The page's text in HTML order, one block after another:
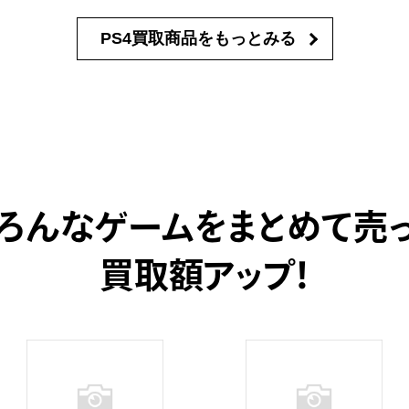
PS4買取商品を もっとみる
んなゲームをまとめて売
買取額アップ！